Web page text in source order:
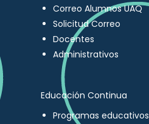
Correo Alumnos UAQ
Solicitud Correo
Docentes
Administrativos
Educación Continua
Programas educativos